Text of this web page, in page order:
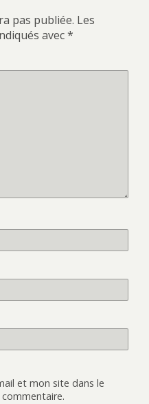
pas publiée. Les
avec*
et mon site dans le